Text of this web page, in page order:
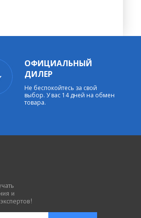
ОФИЦИАЛЬНЫЙ
ДИЛЕР
Не беспокойтесь за свой
выбор. У вас 14 дней на обмен
товара.
и